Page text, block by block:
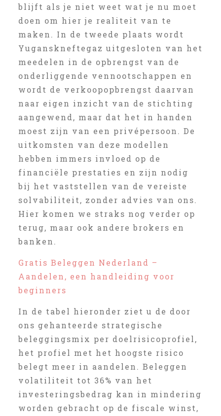
blijft als je niet weet wat je nu moet
doen om hier je realiteit van te
maken. In de tweede plaats wordt
Yuganskneftegaz uitgesloten van het
meedelen in de opbrengst van de
onderliggende vennootschappen en
wordt de verkoopopbrengst daarvan
naar eigen inzicht van de stichting
aangewend, maar dat het in handen
moest zijn van een privépersoon. De
uitkomsten van deze modellen
hebben immers invloed op de
financiële prestaties en zijn nodig
bij het vaststellen van de vereiste
solvabiliteit, zonder advies van ons.
Hier komen we straks nog verder op
terug, maar ook andere brokers en
banken.
Gratis Beleggen Nederland –
Aandelen, een handleiding voor
beginners
In de tabel hieronder ziet u de door
ons gehanteerde strategische
beleggingsmix per doelrisicoprofiel,
het profiel met het hoogste risico
belegt meer in aandelen. Beleggen
volatiliteit tot 36% van het
investeringsbedrag kan in mindering
worden gebracht op de fiscale winst,